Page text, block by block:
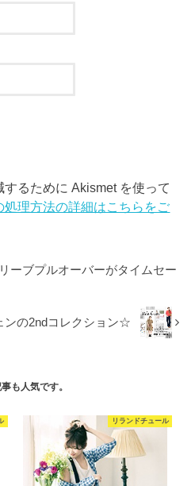
るために Akismet を使って
処理方法の詳細はこちらをご
ーブプルオーバーがタイムセー
ンの2ndコレクション☆
も人気です。
リランドチュール